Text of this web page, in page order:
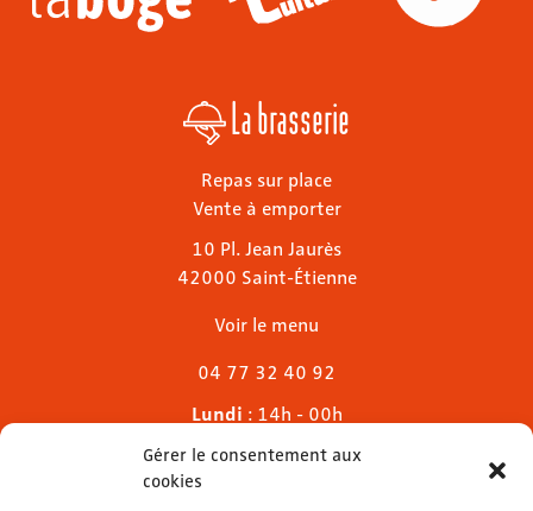
Gérer le consentement aux
cookies
La brasserie
Repas sur place
Vente à emporter
10 Pl. Jean Jaurès
42000 Saint-Étienne
Voir le menu
04 77 32 40 92
Lundi : 14h - 00h
Mardi & mercredi
Jeudi